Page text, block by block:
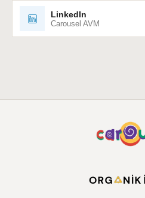
LinkedIn
Carousel AVM